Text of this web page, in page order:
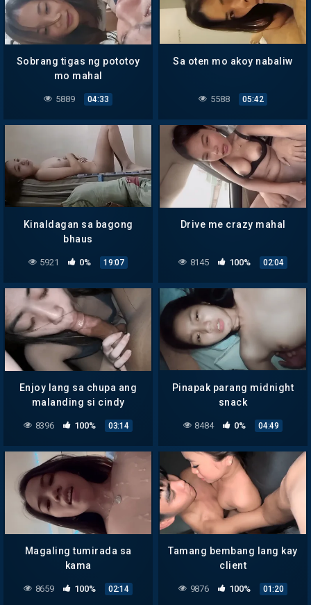
Sobrang tigas ng pototoy
mo mahal
5889 04:33
Sa oten mo akoy nabaliw
5588 05:42
Kinaldagan sa bagong
bhaus
5921 0% 19:07
Drive me crazy mahal
8145 100% 02:04
Enjoy lang sa chupa ang
malanding si cindy
8396 100% 03:14
Pinapak parang midnight
snack
8484 0% 04:49
Magaling tumirada sa
kama
8659 100% 02:14
Tamang bembang lang kay
client
9876 100% 01:20